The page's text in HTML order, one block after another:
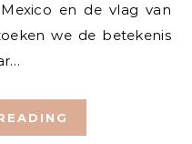
en de vlag van
we de betekenis